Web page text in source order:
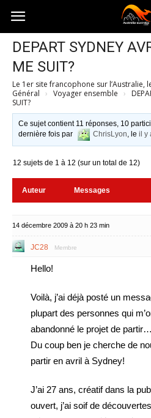
Australia-
australie.com
DEPART SYDNEY
ME SUIT?
Le 1er site francophone sur l’Australie,
Général › Voyager ensemble ›
SUIT?
Ce sujet contient 11 réponses, 10
dernière fois par
ChrisLyon, leil y
12 sujets de 1 à 12 (sur un total de 12)
Auteur Messages
14 décembre 2009 à 20 h 23 min
JC28 Membre
Hello!
Voilà, j’ai déjà posté un
plupart des personnes qui
abandonné le projet de
Du coup ben je cherche de
partir en avril à Sydney!
J’ai 27 ans, créatif dans la
ouvert, j’ai soif de